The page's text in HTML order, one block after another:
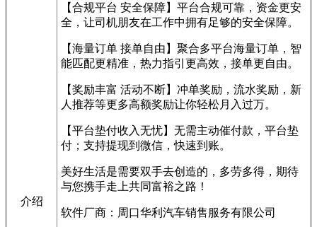
介绍
【合规平台 安全保障】平台合规可靠，资金更安
全，让司机朋友在工作中拥有足够的安全保障。
【海量订单 接单自由】聚合多平台海量订单，智
能匹配更精准，热力指引更高效，接单更自由。
【奖励丰富 活动不断】冲单奖励，流水奖励，新
人推荐等更多高额奖励让你轻松月入过万。
【平台垫付收入无忧】无需主动催付款，平台垫
付；支持提现到微信，快速到账。
美好生活是需要双手去创造的，多劳多得，期待
与您携手走上共同富裕之路！
软件厂商：周口华利汽车销售服务有限公司